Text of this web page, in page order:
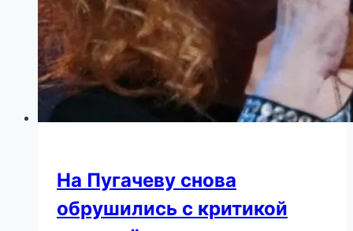
На Пугачеву снова
обрушились с критикой